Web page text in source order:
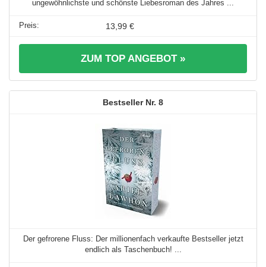
ungewöhnlichste und schönste Liebesroman des Jahres ...
13,99 €
ZUM TOP ANGEBOT »
8
Der gefrorene Fluss: Der millionenfach verkaufte Bestseller jetzt
endlich als Taschenbuch! ...